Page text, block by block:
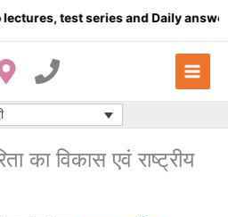
test series and Daily answer
का विकास एवं राष्ट्रीय